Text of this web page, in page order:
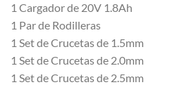
1 Cargador de 20V 1.8Ah
1 Par de Rodilleras
1 Set de Crucetas de 1.5mm
1 Set de Crucetas de 2.0mm
1 Set de Crucetas de 2.5mm